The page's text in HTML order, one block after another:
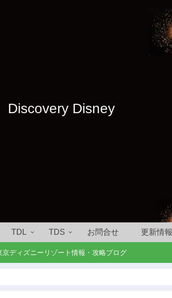
Discovery Disney
TDL TDS お問合せ 更新情報
京ディズニーリゾート情報・攻略ブログ